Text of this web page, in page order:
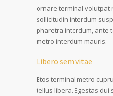
ornare terminal volutpat
sollicitudin interdum
pharetra interdum, ante
metro interdum mauris.
Libero sem vitae
Etos terminal metro
tellus libera. Egestas dui